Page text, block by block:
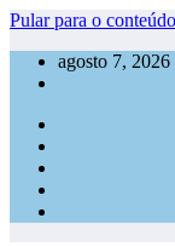
Pular para o conteúdo
agosto 7, 2026